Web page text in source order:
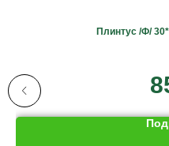
Плинтус /Ф/